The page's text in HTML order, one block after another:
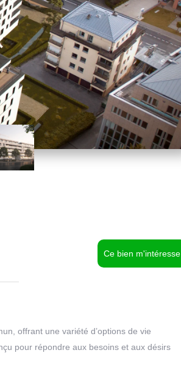
Ce bien m'intéresse
offrant une variété d’options de vie
pour répondre aux besoins et aux désirs